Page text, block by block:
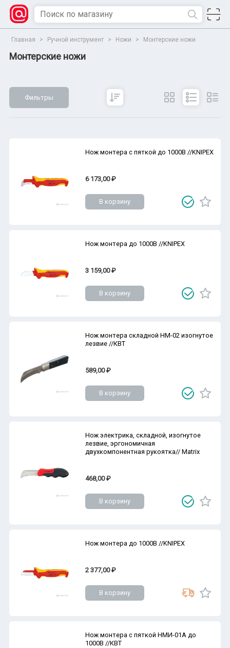
Главная > Ручной инструмент > Ножи > Монтерские ножи
Монтерские ножи
Фильтры
Нож монтера с пяткой до 1000В //KNIPEX
6 173,00 ₽
В корзину
Нож монтера до 1000В //KNIPEX
3 159,00 ₽
В корзину
Нож монтера складной НМ-02 изогнутое
лезвие //КВТ
589,00 ₽
В корзину
Нож электрика, складной, изогнутое
лезвие, эргономичная
двухкомпонентная рукоятка// Matrix
468,00 ₽
В корзину
Нож монтера до 1000В //KNIPEX
2 377,00 ₽
В корзину
Нож монтера с пяткой НМИ-01А до
1000В //КВТ